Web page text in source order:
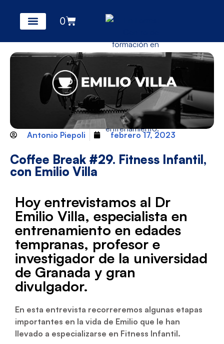
0
Antonio Piepoli febrero 17, 2023
Coffee Break #29. Fitness Infantil,
con Emilio Villa
Hoy entrevistamos al Dr
Emilio Villa, especialista en
entrenamiento en edades
tempranas, profesor e
investigador de la universidad
de Granada y gran
divulgador.
En esta entrevista recorreremos algunas etapas
importantes en la vida de Emilio que le han
llevado a especializarse en Fitness Infantil.